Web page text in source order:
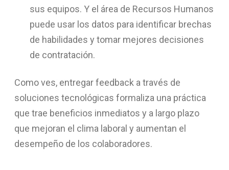
sus equipos. Y el área de Recursos Humanos
puede usar los datos para identificar brechas
de habilidades y tomar mejores decisiones
de contratación.
Como ves, entregar feedback a través de
soluciones tecnológicas formaliza una práctica
que trae beneficios inmediatos y a largo plazo
que mejoran el clima laboral y aumentan el
desempeño de los colaboradores.